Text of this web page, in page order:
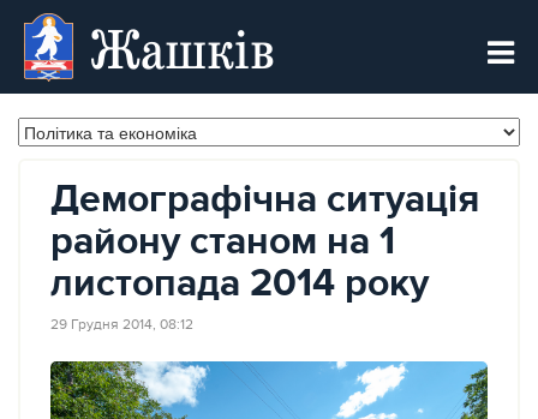
Жашків
Демографічна ситуація
району станом на 1
листопада 2014 року
29 Грудня 2014, 08:12